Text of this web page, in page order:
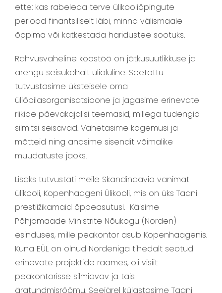
ette: kas rabeleda terve ülikooliõpingute
periood finantsiliselt läbi, minna välismaale
õppima või katkestada haridustee sootuks.
Rahvusvaheline koostöö on jätkusuutlikkuse ja
arengu seisukohalt ülioluline. Seetõttu
tutvustasime üksteisele oma
üliõpilasorganisatsioone ja jagasime erinevate
riikide päevakajalisi teemasid, millega tudengid
silmitsi seisavad. Vahetasime kogemusi ja
mõtteid ning andsime sisendit võimalike
muudatuste jaoks.
Lisaks tutvustati meile Skandinaavia vanimat
ülikooli, Kopenhaageni Ülikooli, mis on üks Taani
prestiižikamaid õppeasutusi. Käisime
Põhjamaade Ministrite Nõukogu (Norden)
esinduses, mille peakontor asub Kopenhaagenis.
Kuna EÜL on olnud Nordeniga tihedalt seotud
erinevate projektide raames, oli visiit
peakontorisse silmiavav ja täis
äratundmisrõõmu. Seejärel külastasime Taani